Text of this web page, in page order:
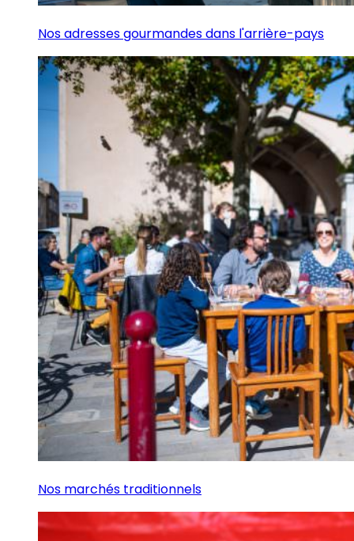
Nos adresses gourmandes dans l'arrière-pays
Nos marchés traditionnels